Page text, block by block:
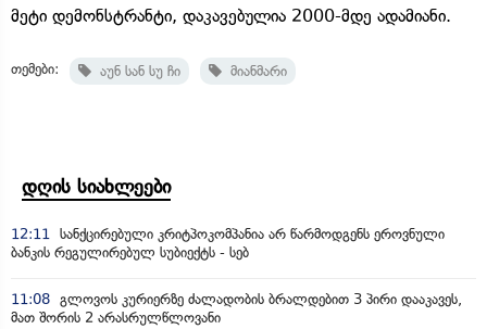
მეტი დემონსტრანტი, დაკავებულია 2000-მდე ადამიანი.
თემები: აუნ სან სუ ჩი მიანმარი
დღის სიახლეები
12:11
სანქცირებული კრიტპოკომპანია არ წარმოდგენს ეროვნული
ბანკის რეგულირებულ სუბიექტს - სებ
11:08 გლოვოს კურიერზე ძალადობის ბრალდებით 3 პირი დააკავეს,
მათ შორის 2 არასრულწლოვანი